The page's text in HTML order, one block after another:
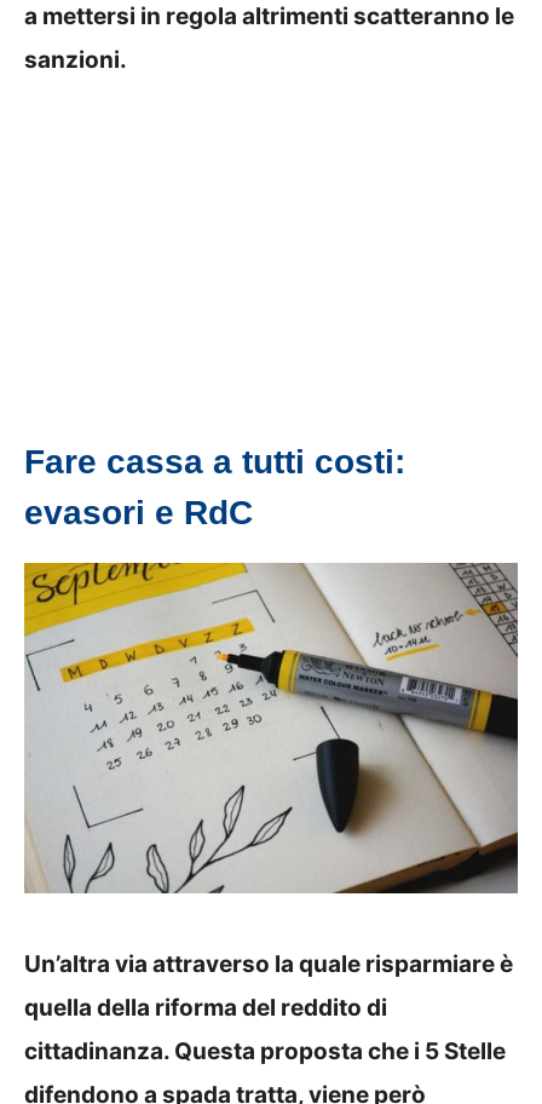
a mettersi in regola altrimenti scatteranno le
sanzioni.
Fare cassa a tutti costi:
evasori e RdC
Un’altra via attraverso la quale risparmiare è
quella della riforma del reddito di
cittadinanza. Questa proposta che i 5 Stelle
difendono a spada tratta, viene però